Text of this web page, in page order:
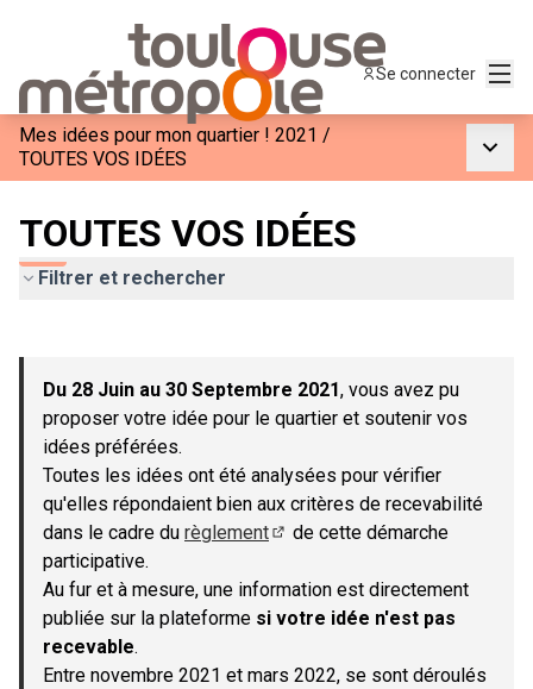
Se connecter
Mes idées pour mon quartier ! 2021 /
TOUTES VOS IDÉES
TOUTES VOS IDÉES
Filtrer et rechercher
−
Du 28 Juin au 30 Septembre 2021, vous avez pu
proposer votre idée pour le quartier et soutenir vos
idées préférées.
Toutes les idées ont été analysées pour vérifier
qu'elles répondaient bien aux critères de recevabilité
dans le cadre du règlement
de cette démarche
participative.
Au fur et à mesure, une information est directement
publiée sur la plateforme si votre idée n'est pas
recevable.
Entre novembre 2021 et mars 2022, se sont déroulés